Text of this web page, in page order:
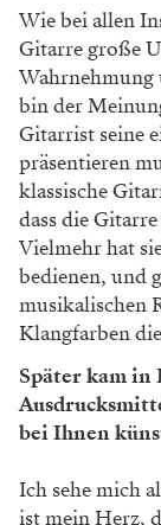
Wie bei allen
Gitarre große
Wahrnehmung
bin der
Gitarrist seine
präsentieren
klassische
dass die
Vielmehr hat
bedienen, und
musikalischen
Klangfarben
Später kam in
bei Ihnen
Ich sehe mich
ist mein Herz,